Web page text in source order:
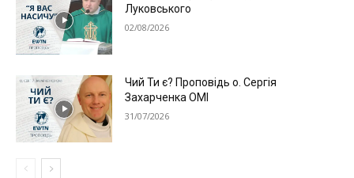
Луковського
02/08/2026
Чий Ти є? Проповідь о. Сергія
Захарченка ОМІ
31/07/2026